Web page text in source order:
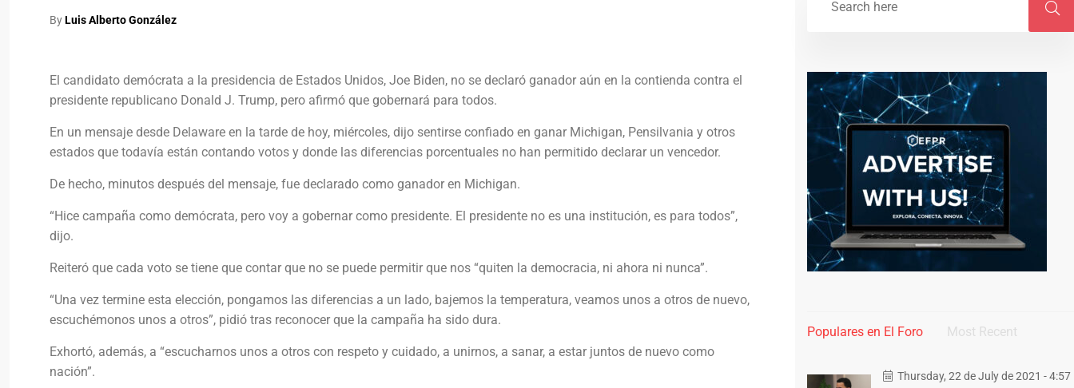
ByLuis Alberto González
El candidato demócrata a la presidencia de Estados Unidos, Joe Biden, no se declaró ganador aún en la contienda contra el
presidente republicano Donald J. Trump, pero afirmó que gobernará para todos.
En un mensaje desde Delaware en la tarde de hoy, miércoles, dijo sentirse confiado en ganar Michigan, Pensilvania y otros
estados que todavía están contando votos y donde las diferencias porcentuales no han permitido declarar un vencedor.
De hecho, minutos después del mensaje, fue declarado como ganador en Michigan.
“Hice campaña como demócrata, pero voy a gobernar como presidente. El presidente no es una institución, es para todos”,
dijo.
Reiteró que cada voto se tiene que contar que no se puede permitir que nos “quiten la democracia, ni ahora ni nunca”.
“Una vez termine esta elección, pongamos las diferencias a un lado, bajemos la temperatura, veamos unos a otros de nuevo,
escuchémonos unos a otros”, pidió tras reconocer que la campaña ha sido dura.
Exhortó, además, a “escucharnos unos a otros con respeto y cuidado, a unirnos, a sanar, a estar juntos de nuevo como
nación”.
Populares en El Foro Most Recent
Thursday, 22 de July de 2021 - 4:57